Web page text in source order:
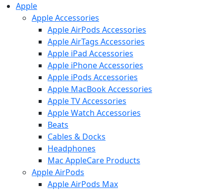
Apple
Apple Accessories
Apple AirPods Accessories
Apple AirTags Accessories
Apple iPad Accessories
Apple iPhone Accessories
Apple iPods Accessories
Apple MacBook Accessories
Apple TV Accessories
Apple Watch Accessories
Beats
Cables & Docks
Headphones
Mac AppleCare Products
Apple AirPods
Apple AirPods Max